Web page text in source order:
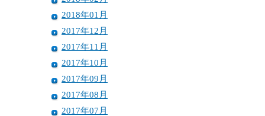
2018年01月
2017年12月
2017年11月
2017年10月
2017年09月
2017年08月
2017年07月